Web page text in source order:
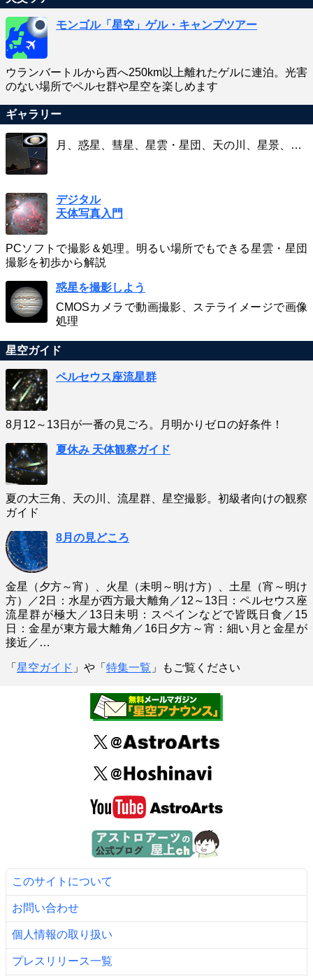
モンゴル「星空」ゲル・キャンプツアー
ウランバートルから西へ250km以上離れたゲルに連泊。光害
のない場所でペルセ群や星空を楽しめます
ギャラリー
月、惑星、彗星、星雲・星団、天の川、星景、…
デジタル
天体写真入門
PCソフトで撮影＆処理。明るい場所でもできる星雲・星団
撮影を初歩から解説
惑星を撮影しよう
CMOSカメラで動画撮影、ステライメージで画像
処理
星空ガイド
ペルセウス座流星群
8月12～13日が一番の見ごろ。月明かりゼロの好条件！
夏休み 天体観察ガイド
夏の大三角、天の川、流星群、星空撮影。初級者向けの観察
ガイド
8月の見どころ
金星（夕方～宵）、火星（未明～明け方）、土星（宵～明け
方）／2日：水星が西方最大離角／12～13日：ペルセウス座
流星群が極大／13日未明：スペインなどで皆既日食／15
日：金星が東方最大離角／16日夕方～宵：細い月と金星が
接近／…
「 星空ガイド 」や「 特集一覧 」もご覧ください
このサイトについて
お問い合わせ
個人情報の取り扱い
プレスリリース一覧